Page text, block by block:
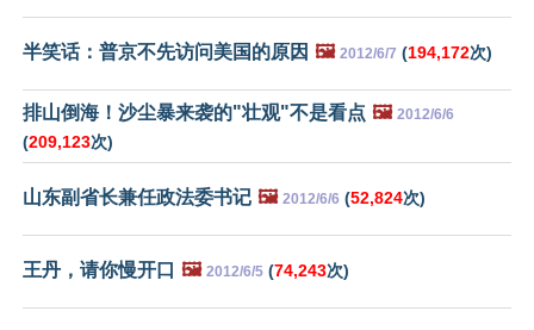
半笑话：普京不先访问美国的原因 🖼️ 2012/6/7 (194,172次)
排山倒海！沙尘暴来袭的"壮观"不是看点 🖼️ 2012/6/6
(209,123次)
山东副省长兼任政法委书记 🖼️ 2012/6/6 (52,824次)
王丹，请你慢开口 🖼️ 2012/6/5 (74,243次)